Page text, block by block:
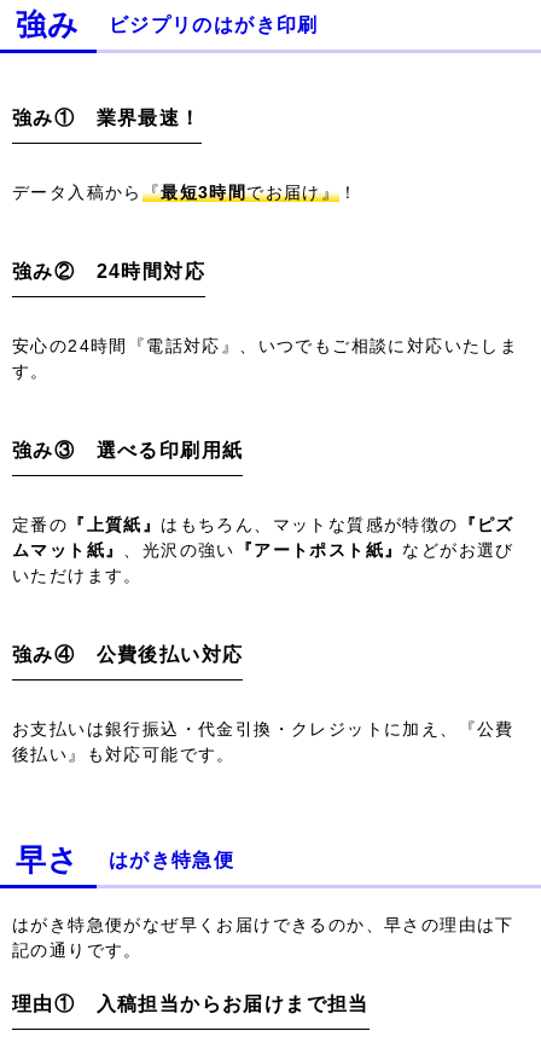
強み ビジプリのはがき印刷
強み① 業界最速！
データ入稿から 『最短3時間でお届け』 ！
強み② 24時間対応
安心の24時間『電話対応』、いつでもご相談に対応いたしま
す。
強み③ 選べる印刷用紙
定番の 『上質紙』 はもちろん、マットな質感が特徴の
『ピズ
ムマット紙』
、光沢の強い 『アートポスト紙』 などがお選び
いただけます。
強み④ 公費後払い対応
お支払いは銀行振込・代金引換・クレジットに加え、『公費
後払い』も対応可能です。
早さ はがき特急便
はがき特急便がなぜ早くお届けできるのか、早さの理由は下
記の通りです。
理由① 入稿担当からお届けまで担当